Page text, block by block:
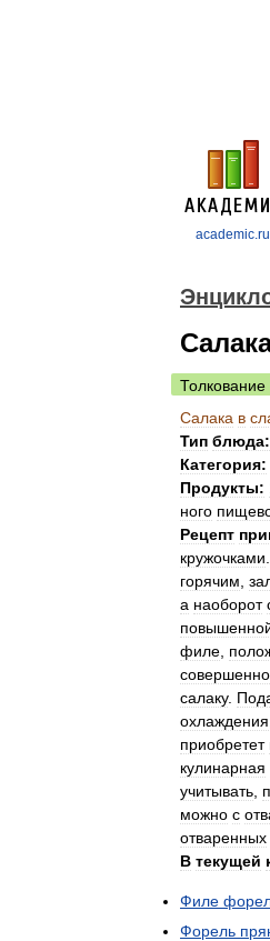
academic.ru
Толкование
Салака в
Тип блюда:
Категория:
Продукты:
ного
Рецепт
кружочками
горячим
а наоборот
филе
совершенно
салаку.
охлаждения
приобретет
кулинарная
учитывать
можно с
отваренных
В текущей
Филе
Форель